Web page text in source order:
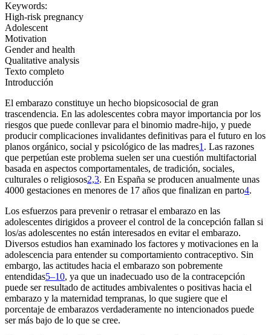
Keywords:
High-risk pregnancy
Adolescent
Motivation
Gender and health
Qualitative analysis
Texto completo
Introducción
El embarazo constituye un hecho biopsicosocial de gran
trascendencia. En las adolescentes cobra mayor importancia por los
riesgos que puede conllevar para el binomio madre-hijo, y puede
producir complicaciones invalidantes definitivas para el futuro en los
planos orgánico, social y psicológico de las madres1 . Las razones
que perpetúan este problema suelen ser una cuestión multifactorial
basada en aspectos comportamentales, de tradición, sociales,
culturales o religiosos2,3. En España se producen anualmente unas
4000 gestaciones en menores de 17 años que finalizan en parto4.
Los esfuerzos para prevenir o retrasar el embarazo en las
adolescentes dirigidos a proveer el control de la concepción fallan si
los/as adolescentes no están interesados en evitar el embarazo.
Diversos estudios han examinado los factores y motivaciones en la
adolescencia para entender su comportamiento contraceptivo. Sin
embargo, las actitudes hacia el embarazo son pobremente
entendidas5–10, ya que un inadecuado uso de la contracepción
puede ser resultado de actitudes ambivalentes o positivas hacia el
embarazo y la maternidad tempranas, lo que sugiere que el
porcentaje de embarazos verdaderamente no intencionados puede
ser más bajo de lo que se cree.